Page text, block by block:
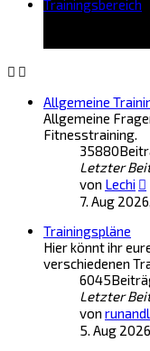
Trainingsbereich
Allgemeine
Allgemeine
Fitnesstraining.
35880
Letzter
von Lechi
7. Aug
Trainingspläne
Hier könnt ihr
verschiedenen
6045
Letzter
von
5. Aug